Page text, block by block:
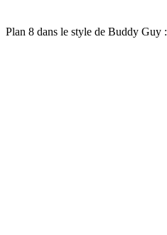
Plan 8 dans le style de Buddy Guy :